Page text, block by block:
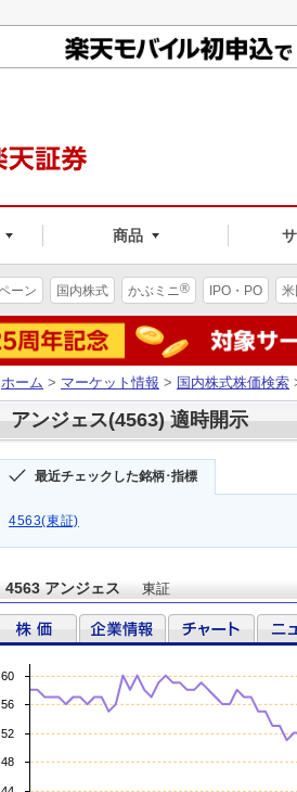
商品
ーン 国内株式 かぶミニ® IPO・PO
ホーム > マーケット情報 > 国内株式株価検索
アンジェス(4563) 適時開示
最近チェックした銘柄･指標
4563(東証)
4563 アンジェス 東証